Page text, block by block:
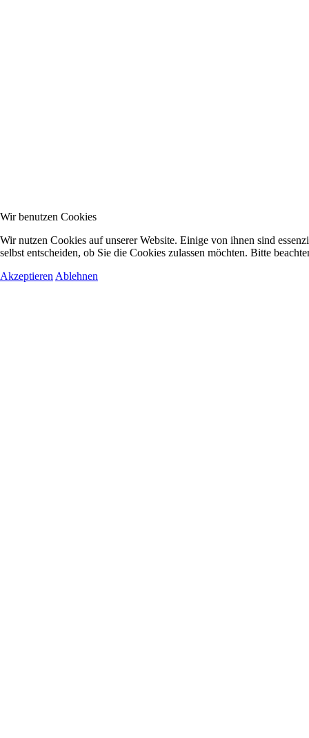
Wir benutzen Cookies
Wir nutzen Cookies auf unserer Website. Einige von ihnen sind
selbst entscheiden, ob Sie die Cookies zulassen möchten. Bitte
Akzeptieren Ablehnen